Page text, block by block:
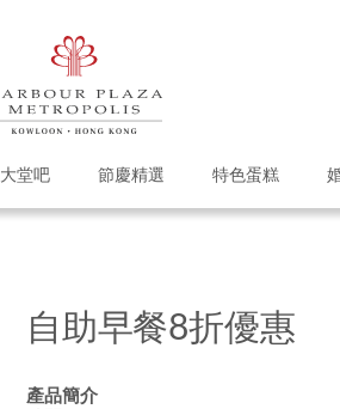
大堂吧 節慶精選 特色蛋糕
自助早餐8折優惠
產品簡介